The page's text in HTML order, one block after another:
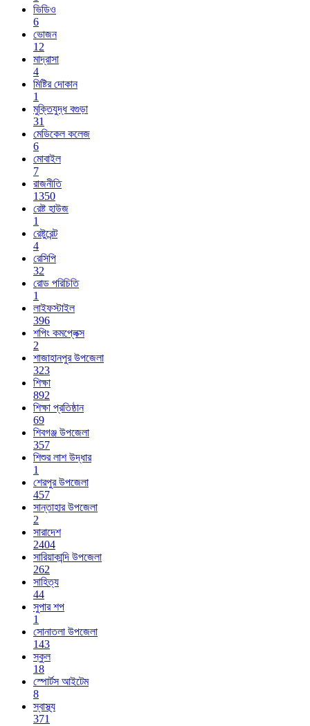
ভিডিও
6
ভোজন
12
মাদ্রাসা
4
মিষ্টির দোকান
1
মুক্তিযুদ্ধ বগুড়া
31
মেডিকেল কলেজ
6
মোবাইল
7
রাজনীতি
1350
রেষ্ট হাউজ
1
রেষ্টুরেন্ট
4
রেসিপি
32
রোড পরিচিতি
1
লাইফস্টাইল
396
শপিং কমপ্লেক্স
2
শাজাহানপুর উপজেলা
323
শিক্ষা
892
শিক্ষা প্রতিষ্ঠান
69
শিবগঞ্জ উপজেলা
357
শিশুর লাশ উদ্ধার
1
শেরপুর উপজেলা
457
সান্তাহার উপজেলা
2
সারাদেশ
2404
সারিয়াকান্দি উপজেলা
262
সাহিত্য
44
সুপার শপ
1
সোনাতলা উপজেলা
143
স্কুল
18
স্পোর্টস আইটেম
8
স্বাস্থ্য
371